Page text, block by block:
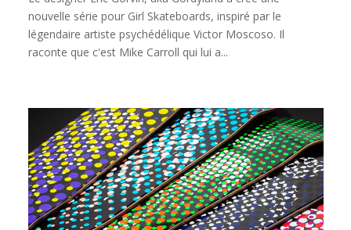
nouvelle série pour Girl Skateboards, inspiré par le
légendaire artiste psychédélique Victor Moscoso. Il
raconte que c'est Mike Carroll qui lui a...